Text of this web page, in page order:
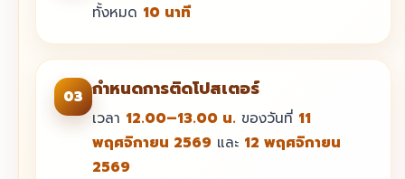
ทั้งหมด 10 นาที
03 กำหนดการติดโปสเตอร์
เวลา 12.00–13.00 น. ของวันที่ 11
พฤศจิกายน 2569 และ 12 พฤศจิกายน
2569